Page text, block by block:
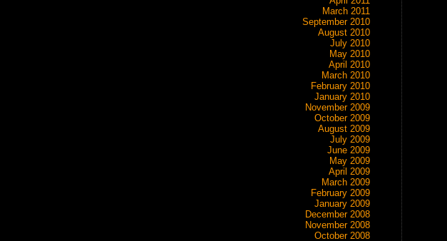
March 2011
September 2010
August 2010
July 2010
May 2010
April 2010
March 2010
February 2010
January 2010
November 2009
October 2009
August 2009
July 2009
June 2009
May 2009
April 2009
March 2009
February 2009
January 2009
December 2008
November 2008
October 2008